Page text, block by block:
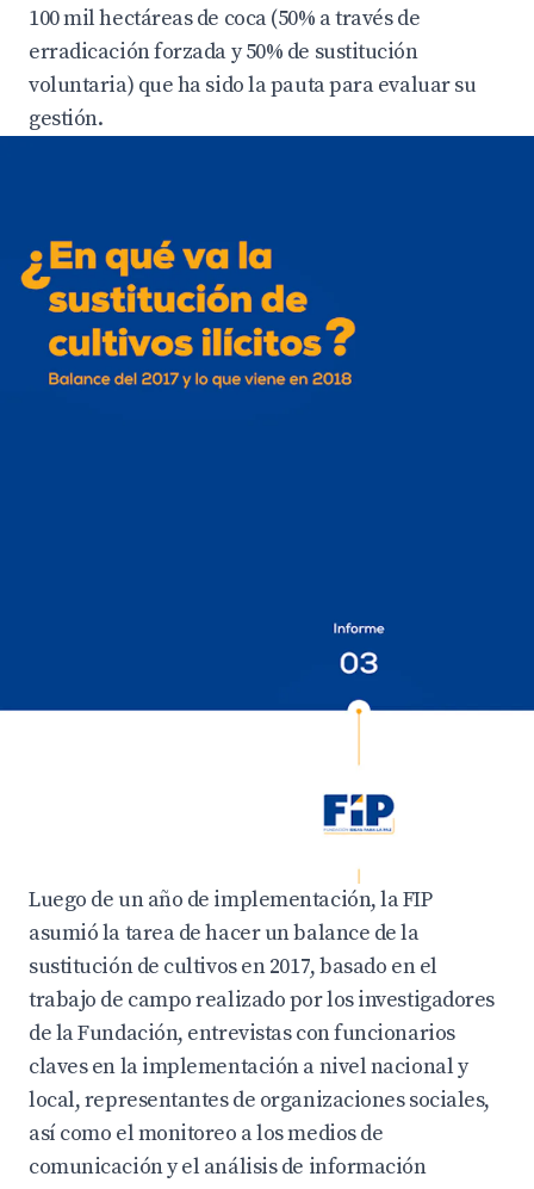
100 mil hectáreas de coca (50% a través de
erradicación forzada y 50% de sustitución
voluntaria) que ha sido la pauta para evaluar su
gestión.
Luego de un año de implementación, la FIP
asumió la tarea de hacer un balance de la
sustitución de cultivos en 2017, basado en el
trabajo de campo realizado por los investigadores
de la Fundación, entrevistas con funcionarios
claves en la implementación a nivel nacional y
local, representantes de organizaciones sociales,
así como el monitoreo a los medios de
comunicación y el análisis de información